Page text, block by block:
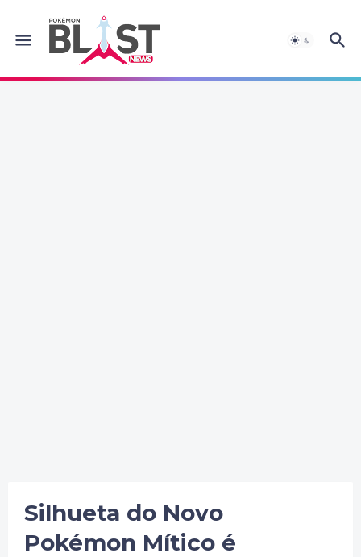
Silhueta do Novo
Pokémon Mítico é